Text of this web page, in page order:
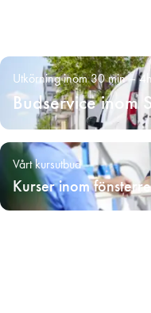
Utkörning inom 30 min – 4h
Budservice inom
Vårt kursutbud
Kurser inom